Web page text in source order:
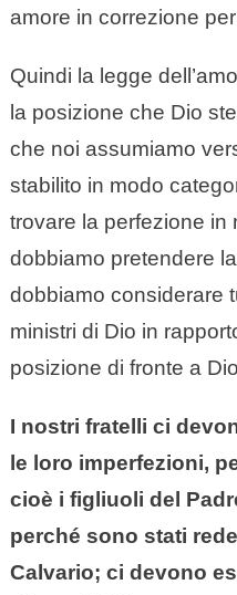
amore in correzione
Quindi la legge
la posizione che Dio
che noi assumiamo
stabilito in modo
trovare la perfezione in
dobbiamo pretendere
dobbiamo considerare
ministri di Dio in
posizione di fronte a
I nostri fratelli ci
le loro imperfezioni,
cioè i figliuoli del
perché sono stati
Calvario; ci devono